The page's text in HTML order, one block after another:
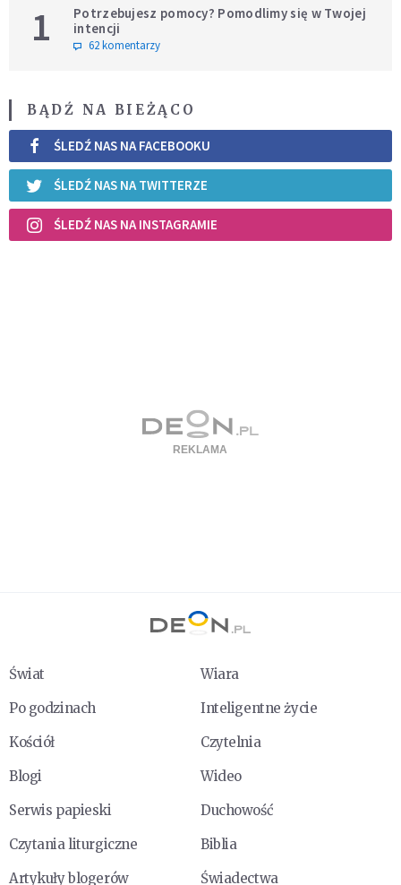
1
Potrzebujesz pomocy? Pomodlimy się w Twojej
intencji
62 komentarzy
BĄDŹ NA BIEŻĄCO
ŚLEDŹ NAS NA FACEBOOKU
ŚLEDŹ NAS NA TWITTERZE
ŚLEDŹ NAS NA INSTAGRAMIE
Świat
Wiara
Po godzinach
Inteligentne życie
Kościół
Czytelnia
Blogi
Wideo
Serwis papieski
Duchowość
Czytania liturgiczne
Biblia
Artykuły blogerów
Świadectwa